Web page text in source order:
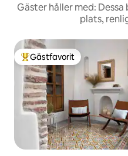
Gäster håller med:
plats,
Populär gästfavorit
Gästfavorit